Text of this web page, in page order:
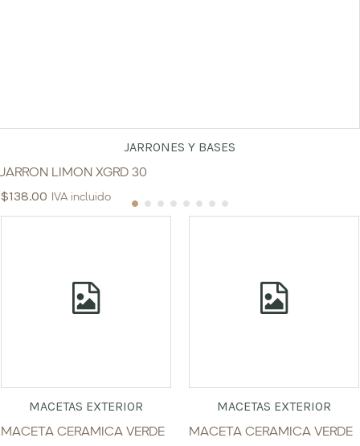
JARRONES Y BASES
JARRON LIMON XGRD 30
$138.00 IVA incluido
MACETAS EXTERIOR
MACETA CERAMICA VERDE
MACETAS EXTERIOR
MACETA CERAMICA VERDE